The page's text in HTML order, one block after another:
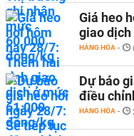
Giá heo
giao
HÀNG HÓA -
Dự báo
điều
HÀNG HÓA -